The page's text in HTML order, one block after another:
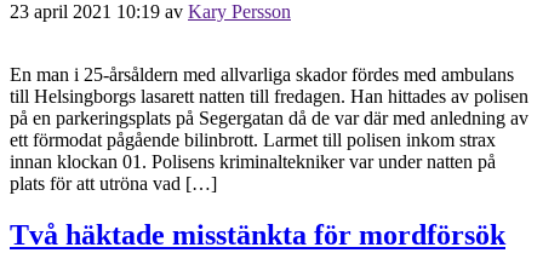
23 april 2021 10:19 av Kary Persson
En man i 25-årsåldern med allvarliga skador fördes med ambulans
till Helsingborgs lasarett natten till fredagen. Han hittades av polisen
på en parkeringsplats på Segergatan då de var där med anledning av
ett förmodat pågående bilinbrott. Larmet till polisen inkom strax
innan klockan 01. Polisens kriminaltekniker var under natten på
plats för att utröna vad […]
Två häktade misstänkta för mordförsök